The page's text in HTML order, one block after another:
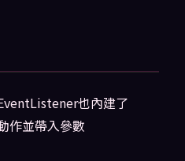
也內建了
作並帶入參數